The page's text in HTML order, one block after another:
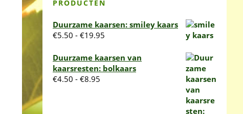
PRODUCTEN
Duurzame kaarsen: smiley kaars
€5.50 - €19.95
tot
€19.95
Duurzame kaarsen van
kaarsresten: bolkaars
€4.50 - €8.95